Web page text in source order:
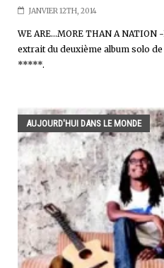
JANVIER 12TH, 2014
WE ARE...MORE THAN A NATION
extrait du deuxième album solo de
*****.
AUJOURD'HUI DANS LE MONDE